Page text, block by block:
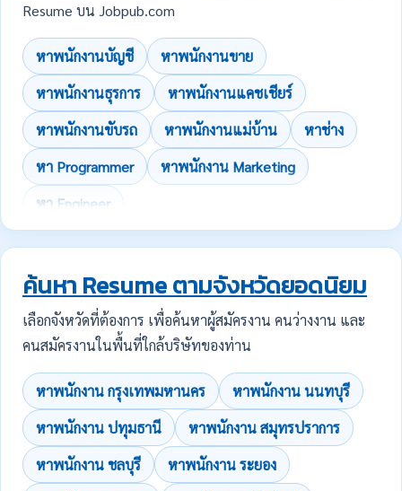
Resume บน Jobpub.com
หาพนักงานบัญชี
หาพนักงานขาย
หาพนักงานธุรการ
หาพนักงานแคชเชียร์
หาพนักงานขับรถ
หาพนักงานแม่บ้าน
หาช่าง
หา Programmer
หาพนักงาน Marketing
หา Engineer
ค้นหา Resume ตามจังหวัดยอดนิยม
เลือกจังหวัดที่ต้องการ เพื่อค้นหาผู้สมัครงาน คนว่างงาน และ
คนสมัครงานในพื้นที่ใกล้บริษัทของท่าน
หาพนักงาน กรุงเทพมหานคร
หาพนักงาน นนทบุรี
หาพนักงาน ปทุมธานี
หาพนักงาน สมุทรปราการ
หาพนักงาน ชลบุรี
หาพนักงาน ระยอง